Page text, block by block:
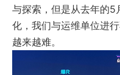
与探索，但是从去年的5
化，我们与运维单位进
越来越难。